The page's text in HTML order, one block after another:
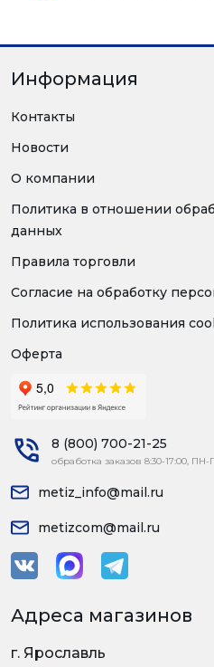
Информация
Контакты
Новости
О компании
Политика в отношении
данных
Правила торговли
Согласие на обработку
Политика использования
Оферта
8 (800) 700-21-25
обработка заказов 8:30-17:00, ПН-
metiz_info@mail.ru
metizcom@mail.ru
Адреса магазинов
г. Ярославль